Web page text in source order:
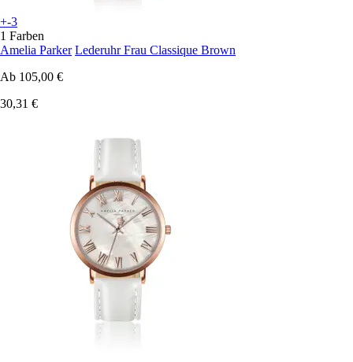
+-3
1 Farben
Amelia Parker Lederuhr Frau Classique Brown
Ab 105,00 €
30,31 €